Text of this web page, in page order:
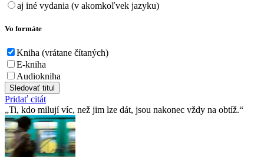
aj iné vydania (v akomkoľvek jazyku)
Vo formáte
Kniha (vrátane čítaných)
E-kniha
Audiokniha
Sledovať titul
Pridať citát
Ti, kdo milují víc, než jim lze dát, jsou nakonec vždy na obtíž.